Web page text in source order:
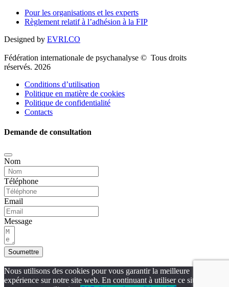
Pour les organisations et les experts
Règlement relatif à l’adhésion à la FIP
Designed by EVRI.CO
Fédération internationale de psychanalyse © Tous droits
réservés. 2026
Conditions d’utilisation
Politique en matière de cookies
Politique de confidentialité
Contacts
Demande de consultation
Nom
Téléphone
Email
Message
Soumettre
Nous utilisons des cookies pour vous garantir la meilleure
expérience sur notre site web. En continuant à utiliser ce site, vous